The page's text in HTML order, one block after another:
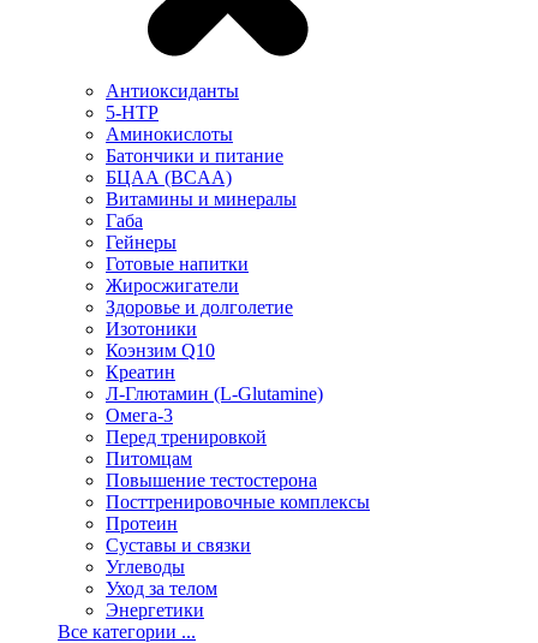
Антиоксиданты
5-HTP
Аминокислоты
Батончики и питание
БЦАА (BCAA)
Витамины и минералы
Габа
Гейнеры
Готовые напитки
Жиросжигатели
Здоровье и долголетие
Изотоники
Коэнзим Q10
Креатин
Л-Глютамин (L-Glutamine)
Омега-3
Перед тренировкой
Питомцам
Повышение тестостерона
Посттренировочные комплексы
Протеин
Суставы и связки
Углеводы
Уход за телом
Энергетики
Все категории ...